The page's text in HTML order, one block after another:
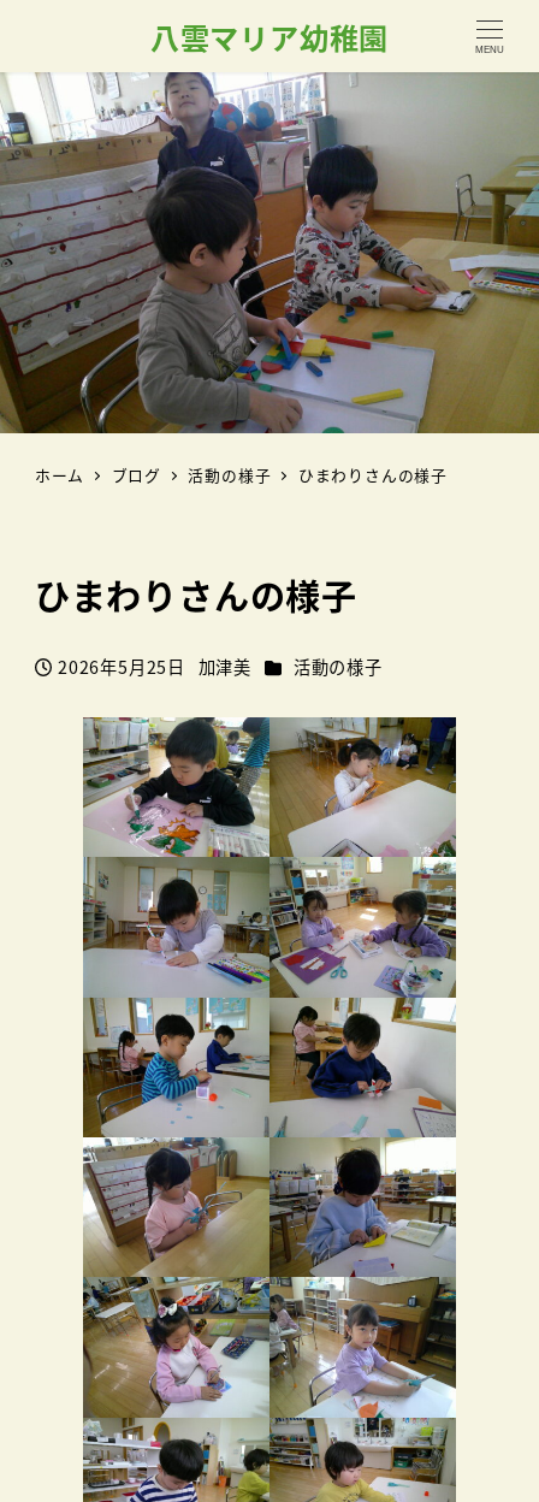
八雲マリア幼稚園 MENU
ホーム ブログ 活動の様子 ひまわりさんの様子
ひまわりさんの様子
投稿日
2026年5月25日
著
加津美 カテゴリー
活動の様子